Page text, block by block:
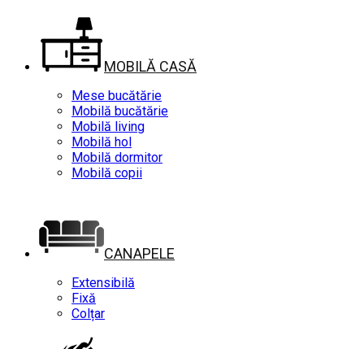
MOBILĂ CASĂ
Mese bucătărie
Mobilă bucătărie
Mobilă living
Mobilă hol
Mobilă dormitor
Mobilă copii
CANAPELE
Extensibilă
Fixă
Colțar